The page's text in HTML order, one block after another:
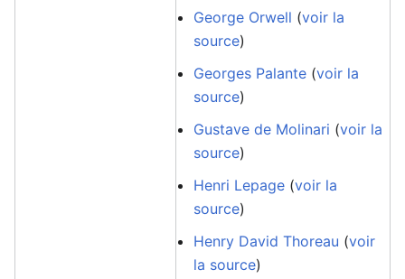
George Orwell (voir la
source)
Georges Palante (voir la
source)
Gustave de Molinari (voir la
source)
Henri Lepage (voir la
source)
Henry David Thoreau (voir
la source)